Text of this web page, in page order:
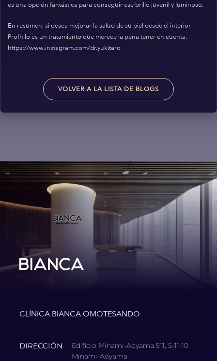
es una opción fantástica para conseguir ese brillo juvenil y luminoso.
En resumen, si desea mejorar la salud de su piel desde el interior,
Profhilo es un tratamiento que merece la pena tener en cuenta.
https://www.instagram.com/dr.yukitaro
VOLVER A LA LISTA DE BLOGS
CLÍNICA BIANCA OMOTESANDO
DIRECCIÓN
Edificio Minami-Aoyama 511, 5-11-10
Minami-Aoyama,